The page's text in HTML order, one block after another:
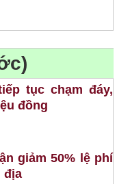
tục chạm đáy,
đồng
giảm 50% lệ phí
địa